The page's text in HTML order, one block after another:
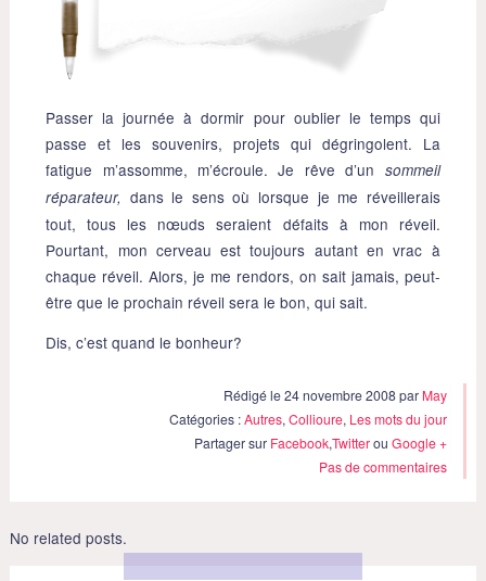
Passer la journée à dormir pour oublier le temps qui
passe et les souvenirs, projets qui dégringolent. La
fatigue m’assomme, m’écroule. Je rêve d’un sommeil
réparateur, dans le sens où lorsque je me réveillerais
tout, tous les nœuds seraient défaits à mon réveil.
Pourtant, mon cerveau est toujours autant en vrac à
chaque réveil. Alors, je me rendors, on sait jamais, peut-
être que le prochain réveil sera le bon, qui sait.
Dis, c’est quand le bonheur?
Rédigé le 24 novembre 2008 par May
Catégories :Autres,Collioure, Les mots du jour
Partager sur Facebook,TwitterouGoogle +
Pas de commentaires
No related posts.